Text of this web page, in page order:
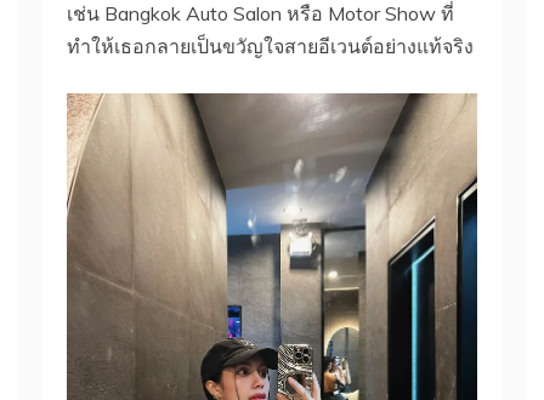
เช่น Bangkok Auto Salon หรือ Motor Show ที่
ทำให้เธอกลายเป็นขวัญใจสายอีเวนต์อย่างแท้จริง